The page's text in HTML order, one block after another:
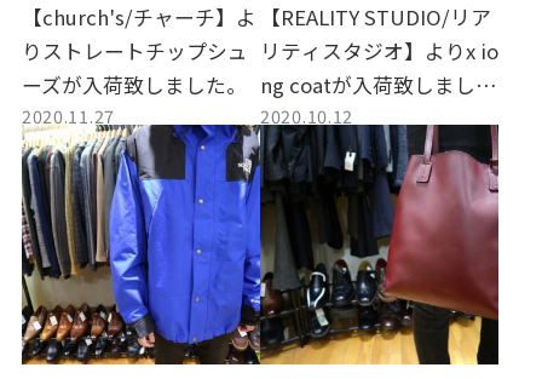
【church's/チャーチ】よ
りストレートチップシュ
ーズが入荷致しました。
2020.11.27
【REALITY STUDIO/リア
リティスタジオ】よりx io
ng coatが入荷致しまし
た。
2020.10.12